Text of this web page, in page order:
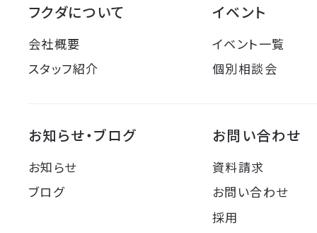
フクダについて
会社概要
スタッフ紹介
イベント
イベント一覧
個別相談会
お知らせ・ブログ
お知らせ
ブログ
お問い合わせ
資料請求
お問い合わせ
採用